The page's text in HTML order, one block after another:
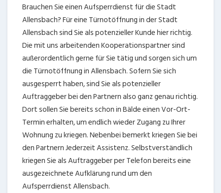
Brauchen Sie einen Aufsperrdienst für die Stadt
Allensbach? Für eine Türnotöffnung in der Stadt
Allensbach sind Sie als potenzieller Kunde hier richtig.
Die mit uns arbeitenden Kooperationspartner sind
außerordentlich gerne für Sie tätig und sorgen sich um
die Türnotöffnung in Allensbach. Sofern Sie sich
ausgesperrt haben, sind Sie als potenzieller
Auftraggeber bei den Partnern also ganz genau richtig.
Dort sollen Sie bereits schon in Bälde einen Vor-Ort-
Termin erhalten, um endlich wieder Zugang zu Ihrer
Wohnung zu kriegen. Nebenbei bemerkt kriegen Sie bei
den Partnern Jederzeit Assistenz. Selbstverständlich
kriegen Sie als Auftraggeber per Telefon bereits eine
ausgezeichnete Aufklärung rund um den
Aufsperrdienst Allensbach.